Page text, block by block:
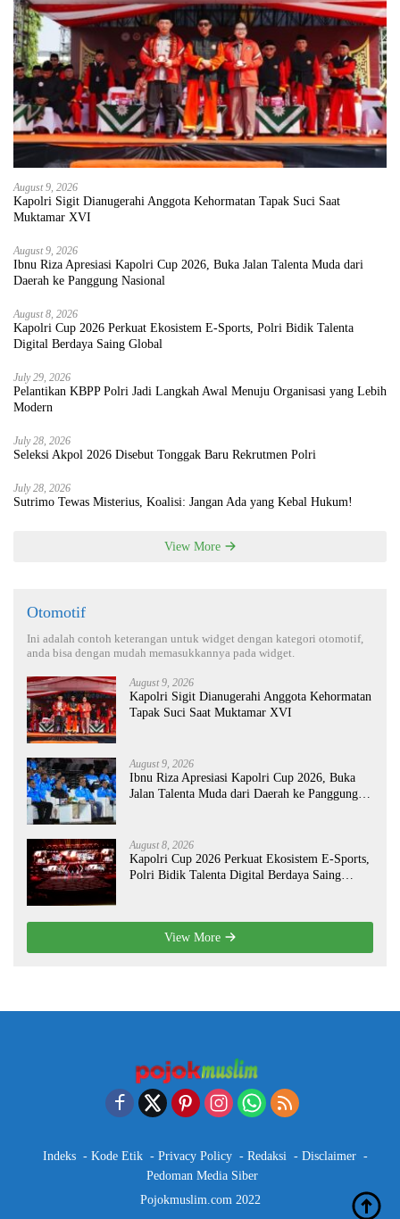
August 9, 2026
Kapolri Sigit Dianugerahi Anggota Kehormatan Tapak Suci Saat
Muktamar XVI
August 9, 2026
Ibnu Riza Apresiasi Kapolri Cup 2026, Buka Jalan Talenta Muda dari
Daerah ke Panggung Nasional
August 8, 2026
Kapolri Cup 2026 Perkuat Ekosistem E-Sports, Polri Bidik Talenta
Digital Berdaya Saing Global
July 29, 2026
Pelantikan KBPP Polri Jadi Langkah Awal Menuju Organisasi yang Lebih
Modern
July 28, 2026
Seleksi Akpol 2026 Disebut Tonggak Baru Rekrutmen Polri
July 28, 2026
Sutrimo Tewas Misterius, Koalisi: Jangan Ada yang Kebal Hukum!
View More
Otomotif
Ini adalah contoh keterangan untuk widget dengan kategori otomotif,
anda bisa dengan mudah memasukkannya pada widget.
August 9, 2026
Kapolri Sigit Dianugerahi Anggota Kehormatan
Tapak Suci Saat Muktamar XVI
August 9, 2026
Ibnu Riza Apresiasi Kapolri Cup 2026, Buka
Jalan Talenta Muda dari Daerah ke Panggung
August 8, 2026
Kapolri Cup 2026 Perkuat Ekosistem E-Sports,
Polri Bidik Talenta Digital Berdaya Saing
View More
Indeks Kode Etik Privacy Policy Redaksi
Disclaimer
Pedoman Media Siber
Pojokmuslim.com 2022